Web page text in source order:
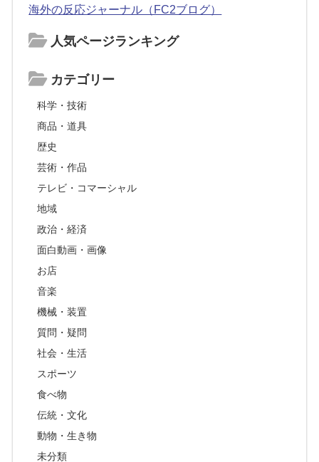
海外の反応ジャーナル（FC2ブログ）
人気ページランキング
カテゴリー
科学・技術
商品・道具
歴史
芸術・作品
テレビ・コマーシャル
地域
政治・経済
面白動画・画像
お店
音楽
機械・装置
質問・疑問
社会・生活
スポーツ
食べ物
伝統・文化
動物・生き物
未分類